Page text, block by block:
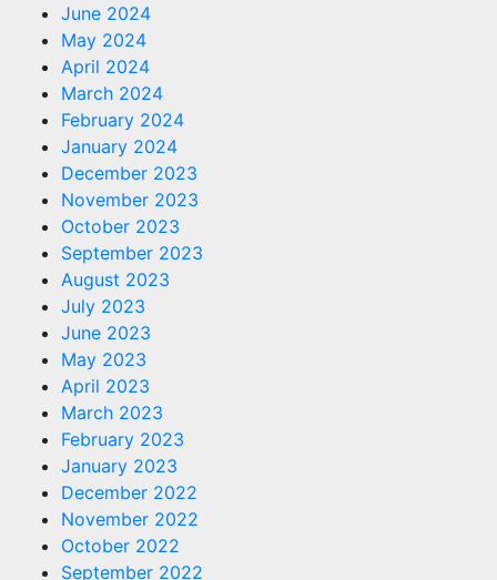
June 2024
May 2024
April 2024
March 2024
February 2024
January 2024
December 2023
November 2023
October 2023
September 2023
August 2023
July 2023
June 2023
May 2023
April 2023
March 2023
February 2023
January 2023
December 2022
November 2022
October 2022
September 2022